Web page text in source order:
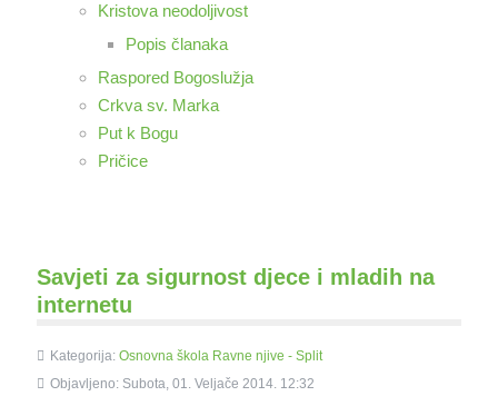
Kristova neodoljivost
Popis članaka
Raspored Bogoslužja
Crkva sv. Marka
Put k Bogu
Pričice
Savjeti za sigurnost djece i mladih na
internetu
Kategorija: Osnovna škola Ravne njive - Split
Objavljeno: Subota, 01. Veljače 2014. 12:32